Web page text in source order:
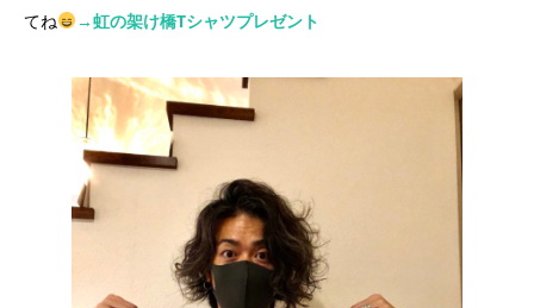
てね →虹の架け橋Tシャツプレゼント